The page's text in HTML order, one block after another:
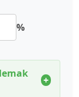
%
+